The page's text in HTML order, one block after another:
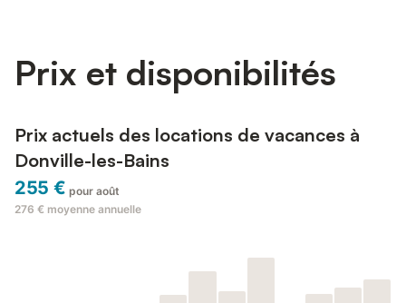
Prix et disponibilités
Prix actuels des locations de vacances à
Donville-les-Bains
255 € pour août
276 € moyenne annuelle